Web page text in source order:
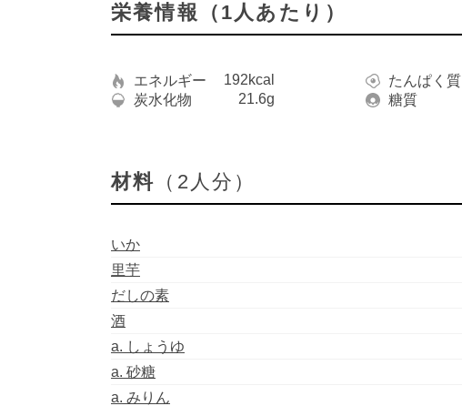
栄養情報（1人あたり）
エネルギー 192kcal たんぱく質
炭水化物
21.6g 糖質
材料 （2人分）
いか
里芋
だしの素
酒
a. しょうゆ
a. 砂糖
a. みりん